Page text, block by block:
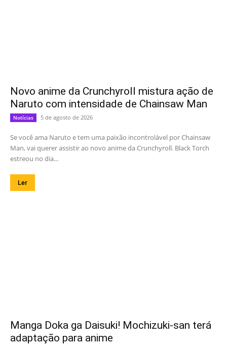
Novo anime da Crunchyroll mistura ação de
Naruto com intensidade de Chainsaw Man
Notícias 5 de agosto de 2026
Se você ama Naruto e tem uma paixão incontrolável por Chainsaw
Man, vai querer assistir ao novo anime da Crunchyroll. Black Torch
estreou no dia...
Ler
Manga Doka ga Daisuki! Mochizuki-san terá
adaptação para anime